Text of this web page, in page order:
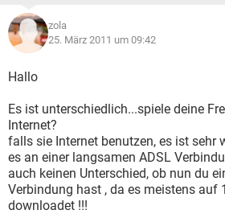
zola
25. März 2011 um 09:42
Hallo
Es ist unterschiedlich...spiele deine
Internet?
falls sie Internet benutzen, es ist sehr
es an einer langsamen ADSL
auch keinen Unterschied, ob nun du
Verbindung hast , da es meistens auf
downloadet !!!